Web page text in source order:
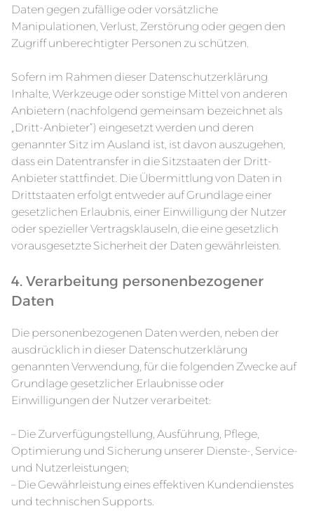
Daten gegen zufällige oder vorsätzliche
Manipulationen, Verlust, Zerstörung oder gegen den
Zugriff unberechtigter Personen zu schützen.
Sofern im Rahmen dieser Datenschutzerklärung
Inhalte, Werkzeuge oder sonstige Mittel von anderen
Anbietern (nachfolgend gemeinsam bezeichnet als
„Dritt-Anbieter“) eingesetzt werden und deren
genannter Sitz im Ausland ist, ist davon auszugehen,
dass ein Datentransfer in die Sitzstaaten der Dritt-
Anbieter stattfindet. Die Übermittlung von Daten in
Drittstaaten erfolgt entweder auf Grundlage einer
gesetzlichen Erlaubnis, einer Einwilligung der Nutzer
oder spezieller Vertragsklauseln, die eine gesetzlich
vorausgesetzte Sicherheit der Daten gewährleisten.
4. Verarbeitung personenbezogener
Daten
Die personenbezogenen Daten werden, neben der
ausdrücklich in dieser Datenschutzerklärung
genannten Verwendung, für die folgenden Zwecke auf
Grundlage gesetzlicher Erlaubnisse oder
Einwilligungen der Nutzer verarbeitet:
– Die Zurverfügungstellung, Ausführung, Pflege,
Optimierung und Sicherung unserer Dienste-, Service-
und Nutzerleistungen;
– Die Gewährleistung eines effektiven Kundendienstes
und technischen Supports.